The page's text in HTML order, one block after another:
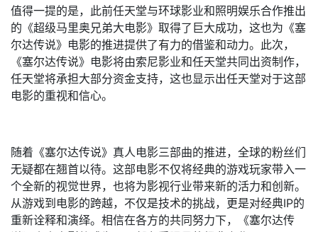
值得一提的是，此前任天堂与环球影业和照明娱乐合作推出
的《超级马里奥兄弟大电影》取得了巨大成功，这也为《塞
尔达传说》电影的推进提供了有力的借鉴和动力。此次，
《塞尔达传说》电影将由索尼影业和任天堂共同出资制作，
任天堂将承担大部分资金支持，这也显示出任天堂对于这部
电影的重视和信心。
随着《塞尔达传说》真人电影三部曲的推进，全球的粉丝们
无疑都在翘首以待。这部电影不仅将经典的游戏玩家带入一
个全新的视觉世界，也将为影视行业带来新的活力和创新。
从游戏到电影的跨越，不仅是技术的挑战，更是对经典IP的
重新诠释和演绎。相信在各方的共同努力下，《塞尔达传